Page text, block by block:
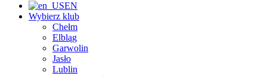
EN
Wybierz klub
Chełm
Elbląg
Garwolin
Jasło
Lublin